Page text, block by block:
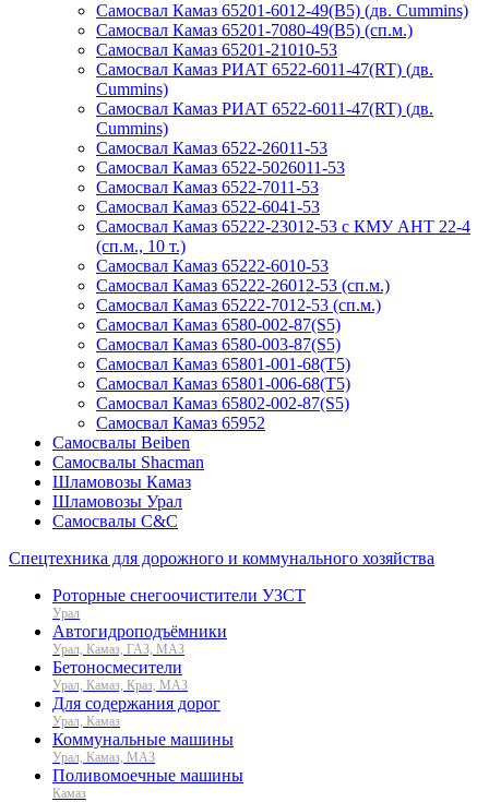
Самосвал Камаз 65201-6012-49(B5) (дв. Cummins)
Самосвал Камаз 65201-7080-49(B5) (сп.м.)
Самосвал Камаз 65201-21010-53
Самосвал Камаз РИАТ 6522-6011-47(RT) (дв.
Cummins)
Самосвал Камаз РИАТ 6522-6011-47(RT) (дв.
Cummins)
Самосвал Камаз 6522-26011-53
Самосвал Камаз 6522-5026011-53
Самосвал Камаз 6522-7011-53
Самосвал Камаз 6522-6041-53
Самосвал Камаз 65222-23012-53 с КМУ АНТ 22-4
(сп.м., 10 т.)
Самосвал Камаз 65222-6010-53
Самосвал Камаз 65222-26012-53 (сп.м.)
Самосвал Камаз 65222-7012-53 (сп.м.)
Самосвал Камаз 6580-002-87(S5)
Самосвал Камаз 6580-003-87(S5)
Самосвал Камаз 65801-001-68(T5)
Самосвал Камаз 65801-006-68(T5)
Самосвал Камаз 65802-002-87(S5)
Самосвал Камаз 65952
Самосвалы Beiben
Самосвалы Shacman
Шламовозы Камаз
Шламовозы Урал
Самосвалы C&C
Спецтехника для дорожного и коммунального хозяйства
Роторные снегоочистители УЗСТ
Урал
Автогидроподъёмники
Урал, Камаз, ГАЗ, МАЗ
Бетоносмесители
Урал, Камаз, Краз, МАЗ
Для содержания дорог
Урал, Камаз
Коммунальные машины
Урал, Камаз, МАЗ
Поливомоечные машины
Камаз